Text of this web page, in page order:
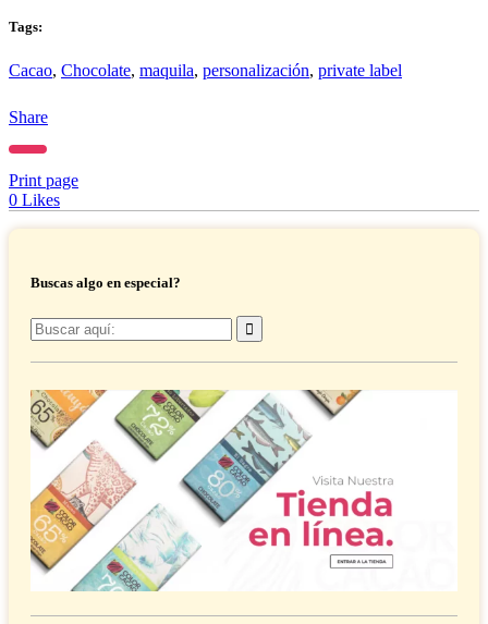
Tags:
Cacao, Chocolate, maquila, personalización, private label
Share
Print page
0 Likes
Buscas algo en especial?
Buscar
por: